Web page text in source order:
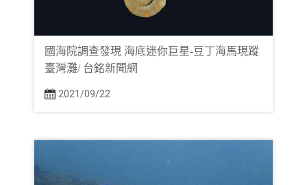
國海院調查發現 海底迷你巨星-豆丁海馬現蹤
臺灣灘/ 台銘新聞網
2021/09/22